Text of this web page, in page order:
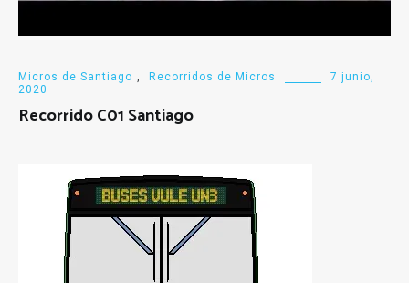
Micros de Santiago , Recorridos de Micros
7 junio,
2020
Recorrido C01 Santiago